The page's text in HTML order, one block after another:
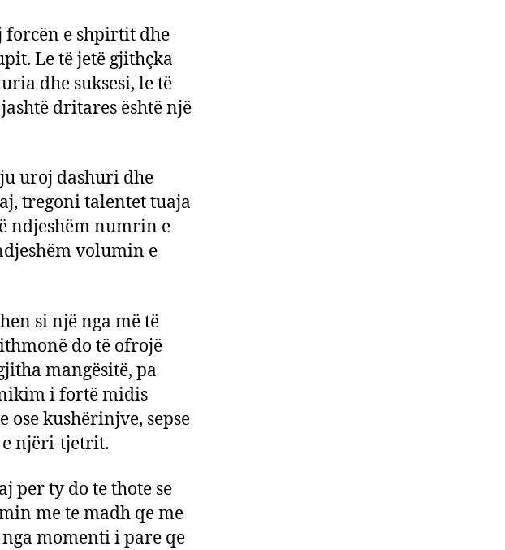
e shpirtit dhe
Le të jetë gjithçka
dhe suksesi, le të
dritares është një
uroj dashuri dhe
tregoni talentet tuaja
ndjeshëm numrin e
volumin e
si një nga më të
do të ofrojë
mangësitë, pa
i fortë midis
ose kushërinjve, sepse
e njëri-tjetrit.
per ty do te thote se
me te madh qe me
momenti i pare qe